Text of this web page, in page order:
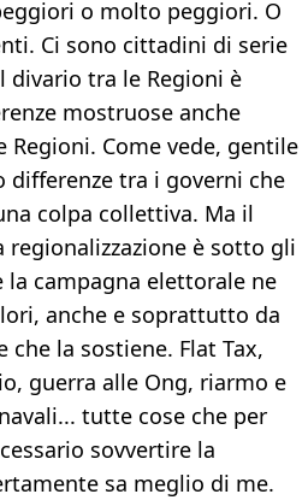
o molto peggiori. O
Ci sono cittadini di serie
divario tra le Regioni è
mostruose anche
Regioni. Come vede, gentile
differenze tra i governi che
colpa collettiva. Ma il
è sotto gli
campagna elettorale ne
anche e soprattutto da
la sostiene. Flat Tax,
guerra alle Ong, riarmo e
tutte cose che per
sovvertire la
sa meglio di me.